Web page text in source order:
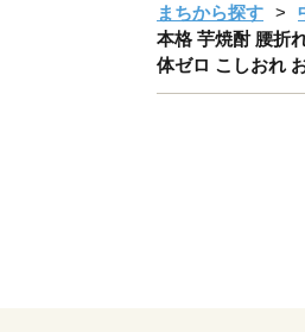
まちから探す
本格 芋焼酎 腰折
体ゼロ こしおれ